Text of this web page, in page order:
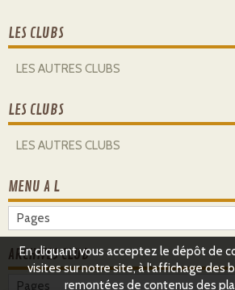
LES CLUBS
LES AUTRES CLUBS
LES CLUBS
LES AUTRES CLUBS
MENU A L
ARCHIVES CLUB
En cliquant vous acceptez le dépôt de
visites sur notre site, à l'affichage des
remontées de contenus des